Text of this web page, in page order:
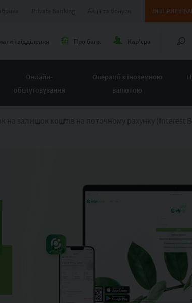
ІНТЕРНЕТ
і відділення Про банк Кар'єра
Онлайн-
обслуговування
Операції з іноземною
валютою